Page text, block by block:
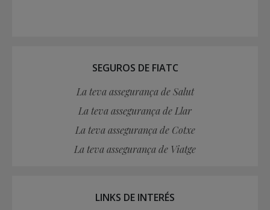
SEGUROS DE FIATC
La teva assegurança de Salut
La teva assegurança de Llar
La teva assegurança de Cotxe
La teva assegurança de Viatge
LINKS DE INTERÉS